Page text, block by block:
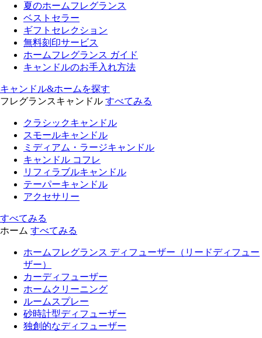
夏のホームフレグランス
ベストセラー
ギフトセレクション
無料刻印サービス
ホームフレグランス ガイド
キャンドルのお手入れ方法
キャンドル&ホームを探す
フレグランスキャンドル すべてみる
クラシックキャンドル
スモールキャンドル
ミディアム・ラージキャンドル
キャンドル コフレ
リフィラブルキャンドル
テーパーキャンドル
アクセサリー
すべてみる
ホーム すべてみる
ホームフレグランス ディフューザー（リードディフュー
ザー）
カーディフューザー
ホームクリーニング
ルームスプレー
砂時計型ディフューザー
独創的なディフューザー